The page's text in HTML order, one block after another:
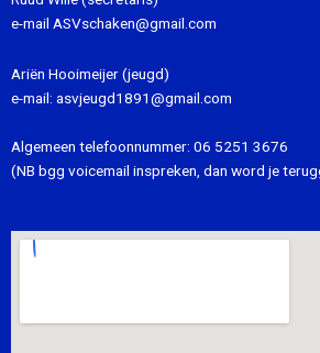
e-mail ASVschaken@gmail.com
Ariën Hooimeijer (jeugd)
e-mail: asvjeugd1891@gmail.com
Algemeen telefoonnummer: 06 5251 3676
(NB bgg voicemail inspreken, dan word je